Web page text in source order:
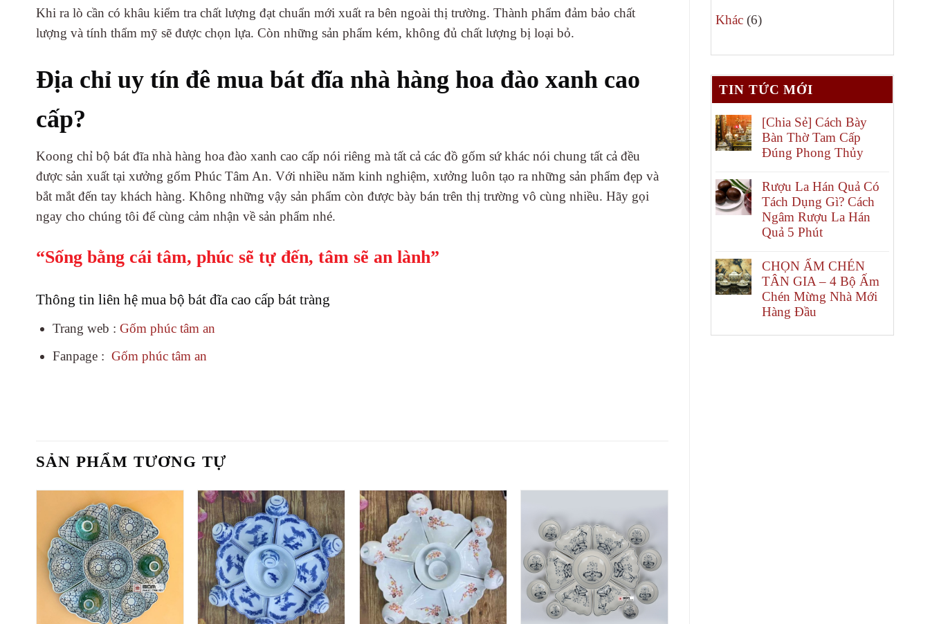
Khác 66
phẩm
TIN TỨC MỚI
[Chia Sẻ] Cách Bày
Bàn Thờ Tam Cấp
Đúng Phong Thủy
Rượu La Hán Quả Có
Tách Dụng Gì? Cách
Ngâm Rượu La Hán
Quả 5 Phút
CHỌN ẤM CHÉN
TÂN GIA – 4 Bộ Ấm
Chén Mừng Nhà Mới
Hàng Đầu
Khi ra lò cần có khâu kiểm tra chất lượng đạt chuẩn mới xuất ra bên ngoài thị trường. Thành phẩm đảm bảo chất
lượng và tính thẩm mỹ sẽ được chọn lựa. Còn những sản phẩm kém, không đủ chất lượng bị loại bỏ.
Địa chỉ uy tín đê mua bát đĩa nhà hàng hoa đào xanh cao
cấp?
Koong chỉ bộ bát đĩa nhà hàng hoa đào xanh cao cấp nói riêng mà tất cả các đồ gốm sứ khác nói chung tất cả đều
được sản xuất tại xưởng gốm Phúc Tâm An. Với nhiều năm kinh nghiệm, xưởng luôn tạo ra những sản phẩm đẹp và
bắt mắt đến tay khách hàng. Không những vậy sản phẩm còn được bày bán trên thị trường vô cùng nhiều. Hãy gọi
ngay cho chúng tôi để cùng cảm nhận về sản phẩm nhé.
“Sống bằng cái tâm, phúc sẽ tự đến, tâm sẽ an lành”
Thông tin liên hệ mua bộ bát đĩa cao cấp bát tràng
Trang web : Gốm phúc tâm an
Fanpage :Gốm phúc tâm an
SẢN PHẨM TƯƠNG TỰ